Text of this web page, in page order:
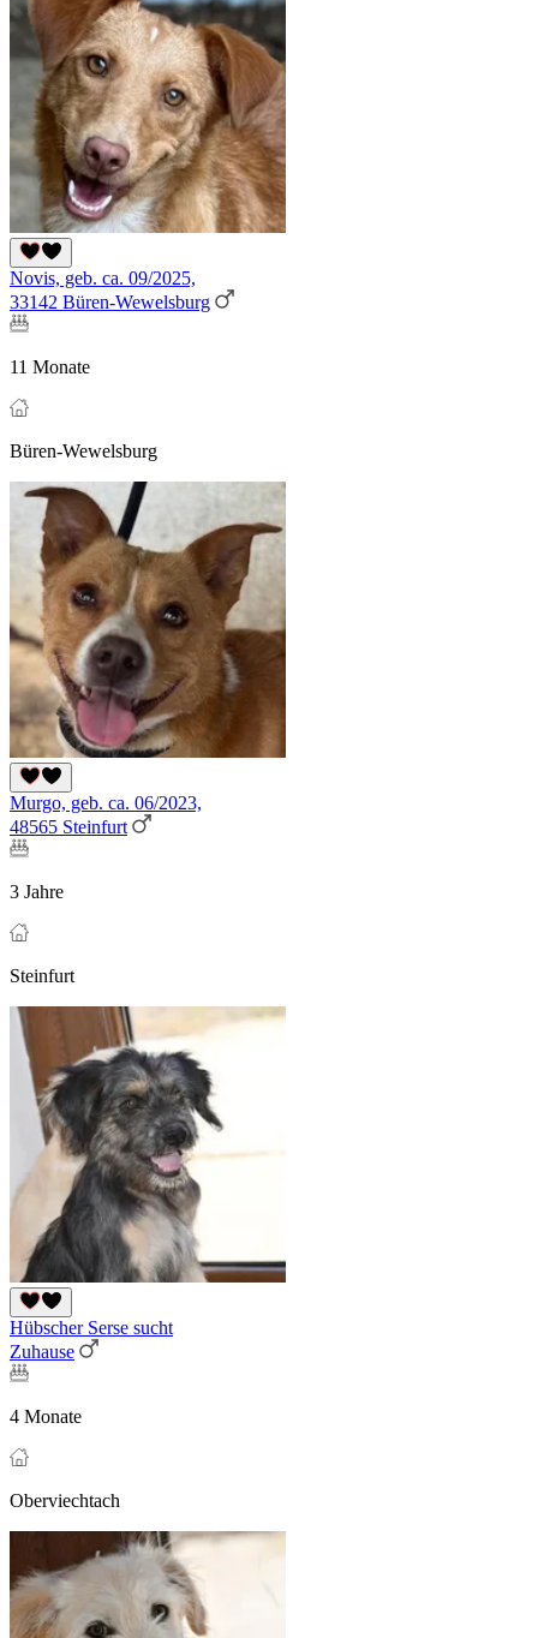
Novis, geb. ca. 09/2025,
33142 Büren-Wewelsburg
11 Monate
Büren-Wewelsburg
Murgo, geb. ca. 06/2023,
48565 Steinfurt
3 Jahre
Steinfurt
Hübscher Serse sucht
Zuhause
4 Monate
Oberviechtach